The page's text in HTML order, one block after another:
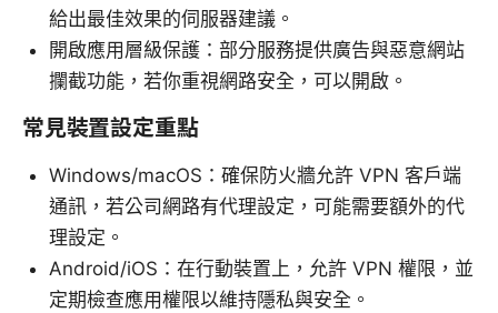
給出最佳效果的伺服器建議。
開啟應用層級保護：部分服務提供廣告與惡意網站
攔截功能，若你重視網路安全，可以開啟。
常見裝置設定重點
Windows/macOS：確保防火牆允許 VPN 客戶端
通訊，若公司網路有代理設定，可能需要額外的代
理設定。
Android/iOS：在行動裝置上，允許 VPN 權限，並
定期檢查應用權限以維持隱私與安全。